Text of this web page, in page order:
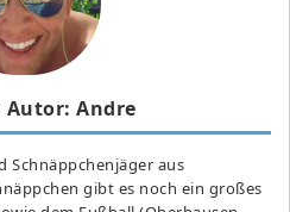
Autor: Andre
Schnäppchenjäger aus
gibt es noch ein großes